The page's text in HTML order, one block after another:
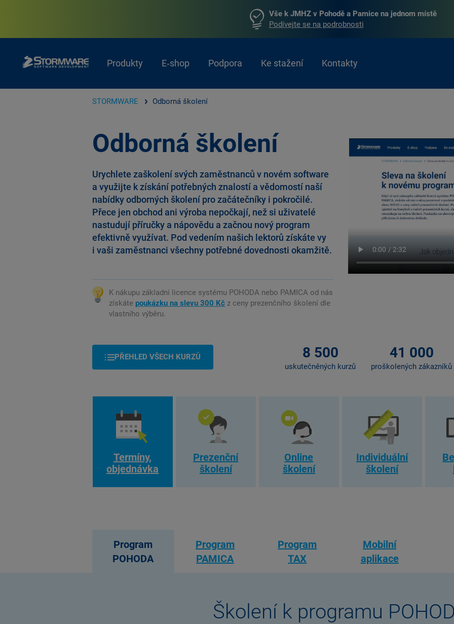
Vše k JMHZ v Pohodě a Pamice na jednom místě
Podívejte se na podrobnosti
Produkty E‑shop Podpora Ke stažení Kontakty
STORMWARE Odborná školení
Odborná školení
Urychlete zaškolení svých zaměstnanců v novém software
a využijte k získání potřebných znalostí a vědomostí naší
nabídky odborných školení pro začátečníky i pokročilé.
Přece jen obchod ani výroba nepočkají, než si uživatelé
nastudují příručky a nápovědu a začnou nový program
efektivně využívat. Pod vedením našich lektorů získáte vy
i vaši zaměstnanci všechny potřebné dovednosti okamžitě.
K nákupu základní licence systému POHODA nebo PAMICA od nás
získáte poukázku na slevu 300 Kč z ceny prezenčního školení dle
vlastního výběru.
PŘEHLED VŠECH KURZŮ 8 500
uskutečněných kurzů
41 000
proškolených zákazníků
Termíny,
objednávka
Prezenční
školení
Online
školení
Individuální
školení
Program
POHODA
Program
PAMICA
Program
TAX
Mobilní
aplikace
Školení k programu